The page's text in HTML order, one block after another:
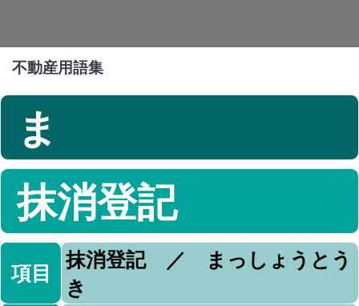
不動産用語集
ま
抹消登記
項目
抹消登記 ／ まっしょうとう
き